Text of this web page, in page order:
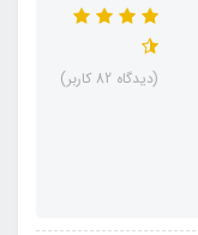
(دیدگاه 82 کاربر)